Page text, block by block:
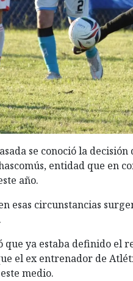
se conoció la
entidad que en
año.
esas circunstancias
que ya estaba definido el
el ex entrenador de
medio.